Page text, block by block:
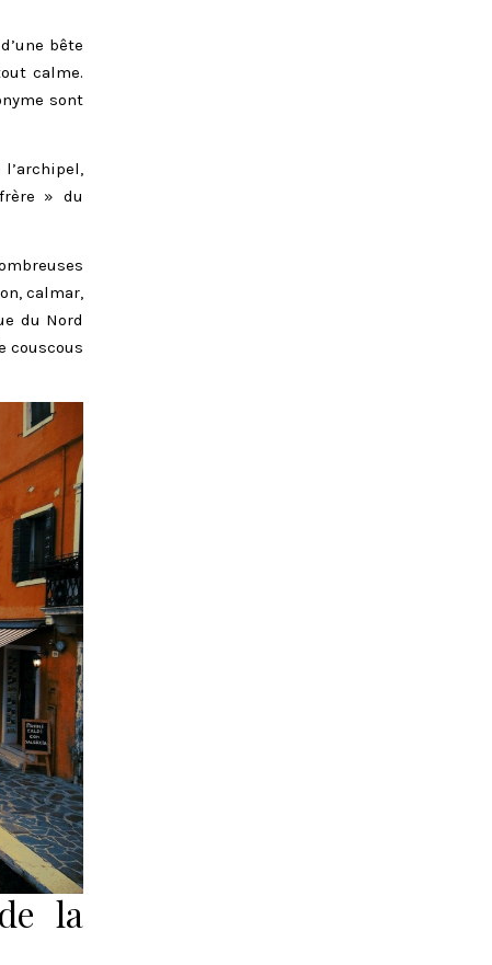
bête
calme.
sont
» du
calmar,
du Nord
couscous
la